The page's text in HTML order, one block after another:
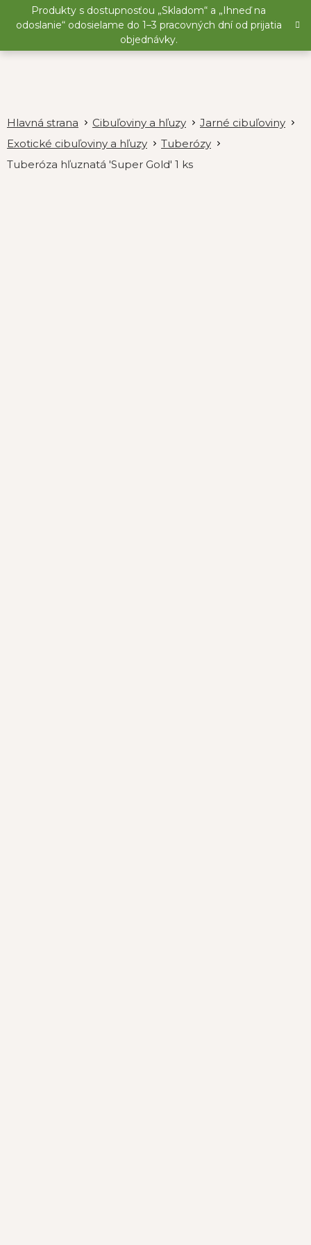
Produkty s dostupnosťou „Skladom“ a „Ihneď na
odoslanie“ odosielame do 1–3 pracovných dní od prijatia
objednávky.
Cibuľoviny a hľuzy
Jarné cibuľoviny
Exotické cibuľoviny a hľuzy
Tuberózy
Tuberóza hľuznatá 'Super Gold' 1 ks